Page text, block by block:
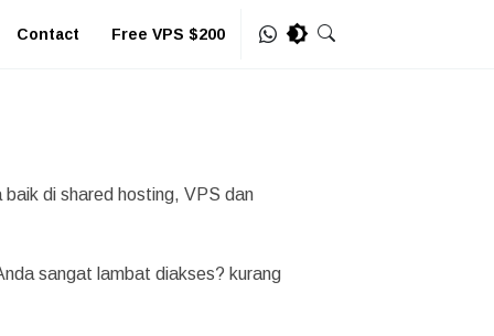
Contact Free VPS $200
di shared hosting, VPS dan
sangat lambat diakses? kurang